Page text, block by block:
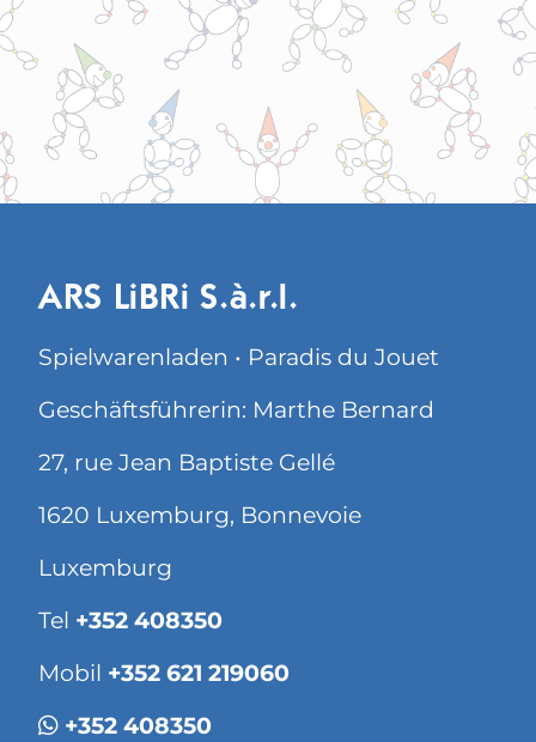
ARS LiBRi S.à.r.l.
Spielwarenladen • Paradis du Jouet
Geschäftsführerin: Marthe Bernard
27, rue Jean Baptiste Gellé
1620 Luxemburg, Bonnevoie
Luxemburg
Tel +352 408350
Mobil +352 621 219060
+352 408350